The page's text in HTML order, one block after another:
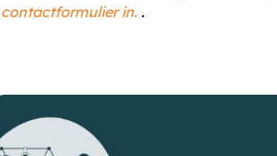
contactformulier in. .